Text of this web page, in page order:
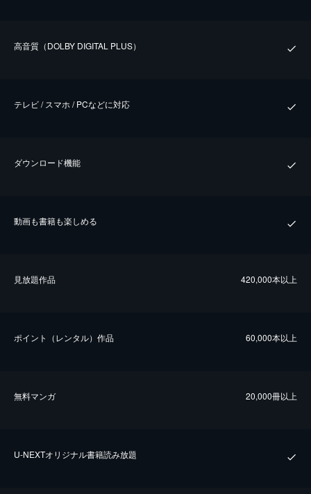
⾼⾳質（DOLBY DIGITAL PLUS）
テレビ / スマホ / PCなどに対応
ダウンロード機能
動画も書籍も楽しめる
⾒放題作品 420,000本以上
ポイント（レンタル）作品 60,000本以上
無料マンガ 20,000冊以上
U-NEXTオリジナル書籍読み放題